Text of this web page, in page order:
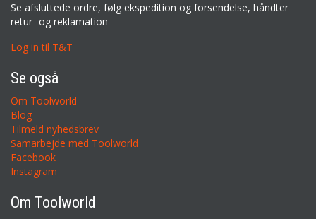
Se afsluttede ordre, følg ekspedition og forsendelse, håndter
retur- og reklamation
Log in til T&T
Se også
Om Toolworld
Blog
Tilmeld nyhedsbrev
Samarbejde med Toolworld
Facebook
Instagram
Om Toolworld